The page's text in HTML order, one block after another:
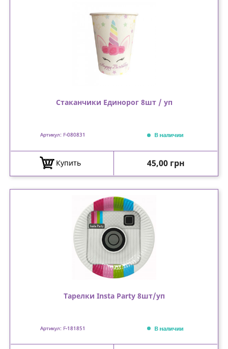
Стаканчики Единорог 8шт / уп
Артикул: F-080831 В наличии
Купить Цена
45,00 грн
Тарелки Insta Party 8шт/уп
Артикул: F-181851 В наличии